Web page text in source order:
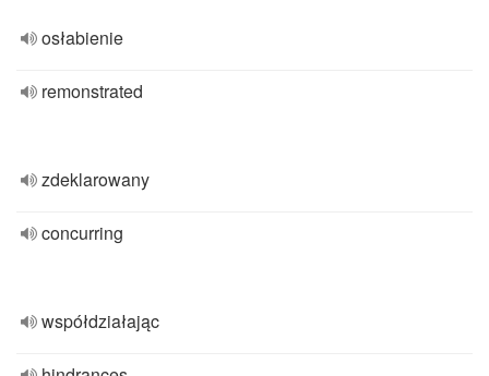
osłabienie
remonstrated
zdeklarowany
concurring
współdziałając